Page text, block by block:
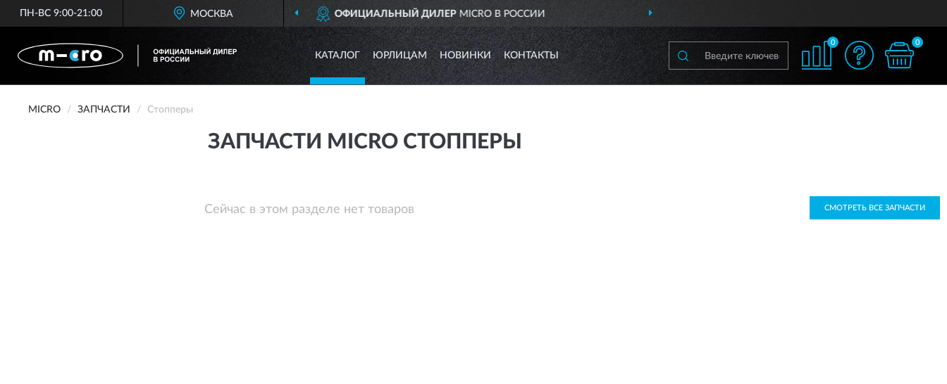
ПН-ВС 9:00-21:00 МОСКВА
ОФИЦИАЛЬНЫЙ ДИЛЕРMICRO В РОССИИ ДОСТАВИМ
КАТАЛОГ ЮРЛИЦАМ НОВИНКИ КОНТАКТЫ
0 0
MICRO ЗАПЧАСТИ Стопперы
ЗАПЧАСТИ MICRO СТОППЕРЫ
Сейчас в этом разделе нет товаров СМОТРЕТЬ ВСЕ ЗАПЧАСТИ